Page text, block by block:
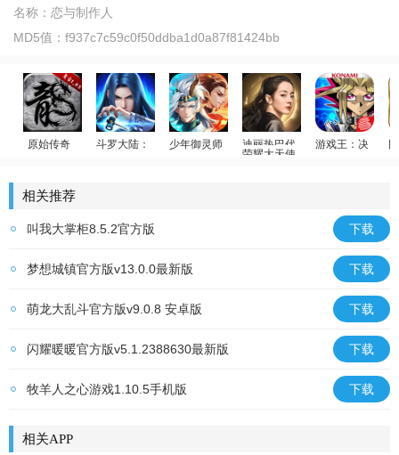
名称： 恋与制作人
MD5值： f937c7c59c0f50ddba1d0a87f81424bb
原始传奇
斗罗大陆：武魂觉醒少年御灵师
荣耀大天使
游戏王：决斗链
相关推荐
叫我大掌柜8.5.2官方版 下载
梦想城镇官方版v13.0.0最新版 下载
萌龙大乱斗官方版v9.0.8 安卓版 下载
闪耀暖暖官方版v5.1.2388630最新版 下载
牧羊人之心游戏1.10.5手机版 下载
相关APP